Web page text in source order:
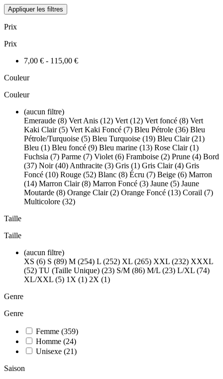
Appliquer les filtres
Prix
Prix
7,00 € - 115,00 €
Couleur
Couleur
(aucun filtre)
Emeraude (8) Vert Anis (12) Vert (12) Vert foncé (8) Vert
Kaki Clair (5) Vert Kaki Foncé (7) Bleu Pétrole (36) Bleu
Pétrole/Turquoise (5) Bleu Turquoise (19) Bleu Clair (21)
Bleu (1) Bleu foncé (9) Bleu marine (13) Rose Clair (1)
Fuchsia (7) Parme (7) Violet (6) Framboise (2) Prune (4) Bord
(37) Noir (40) Anthracite (3) Gris (1) Gris Clair (4) Gris
Foncé (10) Rouge (52) Blanc (8) Écru (7) Beige (6) Marron
(14) Marron Clair (8) Marron Foncé (3) Jaune (5) Jaune
Moutarde (8) Orange Clair (2) Orange Foncé (13) Corail (7)
Multicolore (32)
Taille
Taille
(aucun filtre)
XS (6) S (89) M (254) L (252) XL (265) XXL (232) XXXL
(52) TU (Taille Unique) (23) S/M (86) M/L (23) L/XL (74)
XL/XXL (5) 1X (1) 2X (1)
Genre
Genre
Femme (359)
Homme (24)
Unisexe (21)
Saison